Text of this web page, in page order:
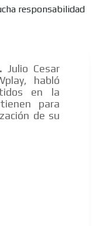
Julio Cesar
habló
en la
para
de su